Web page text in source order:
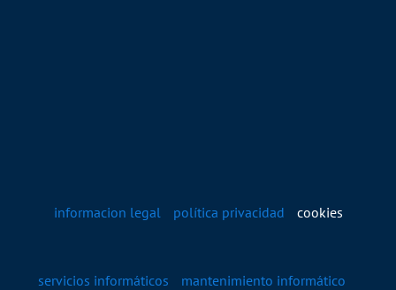
informacion legal política privacidad cookies
servicios informáticos
mantenimiento informático